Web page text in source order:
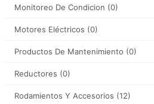
Monitoreo De Condicion (0)
Motores Eléctricos (0)
Productos De Mantenimiento (0)
Reductores (0)
Rodamientos Y Accesorios (12)